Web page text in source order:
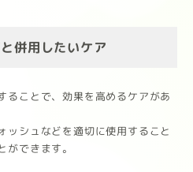
併用したいケア
ることで、効果を高めるケアがあ
ッシュなどを適切に使用すること
ができます。